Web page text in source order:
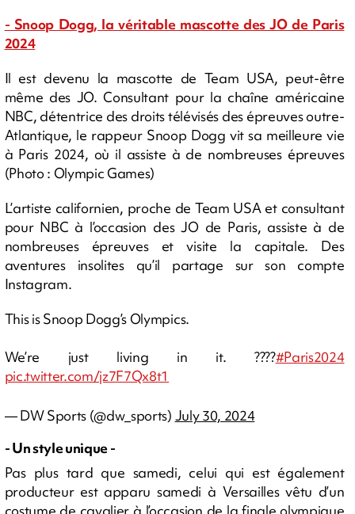
- Snoop Dogg, la véritable mascotte des JO de Paris
2024
Il est devenu la mascotte de Team USA, peut-être
même des JO. Consultant pour la chaîne américaine
NBC, détentrice des droits télévisés des épreuves outre-
Atlantique, le rappeur Snoop Dogg vit sa meilleure vie
à Paris 2024, où il assiste à de nombreuses épreuves
(Photo : Olympic Games)
L’artiste californien, proche de Team USA et consultant
pour NBC à l’occasion des JO de Paris, assiste à de
nombreuses épreuves et visite la capitale. Des
aventures insolites qu’il partage sur son compte
Instagram.
This is Snoop Dogg’s Olympics.
We’re just living in it. ????#Paris2024
pic.twitter.com/jz7F7Qx8t1
— DW Sports (@dw_sports) July 30, 2024
- Un style unique -
Pas plus tard que samedi, celui qui est également
producteur est apparu samedi à Versailles vêtu d’un
costume de cavalier à l’occasion de la finale olympique